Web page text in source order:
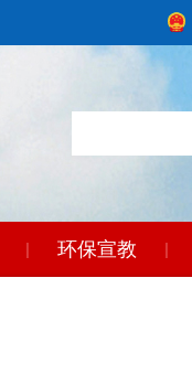
| 环保宣教 |